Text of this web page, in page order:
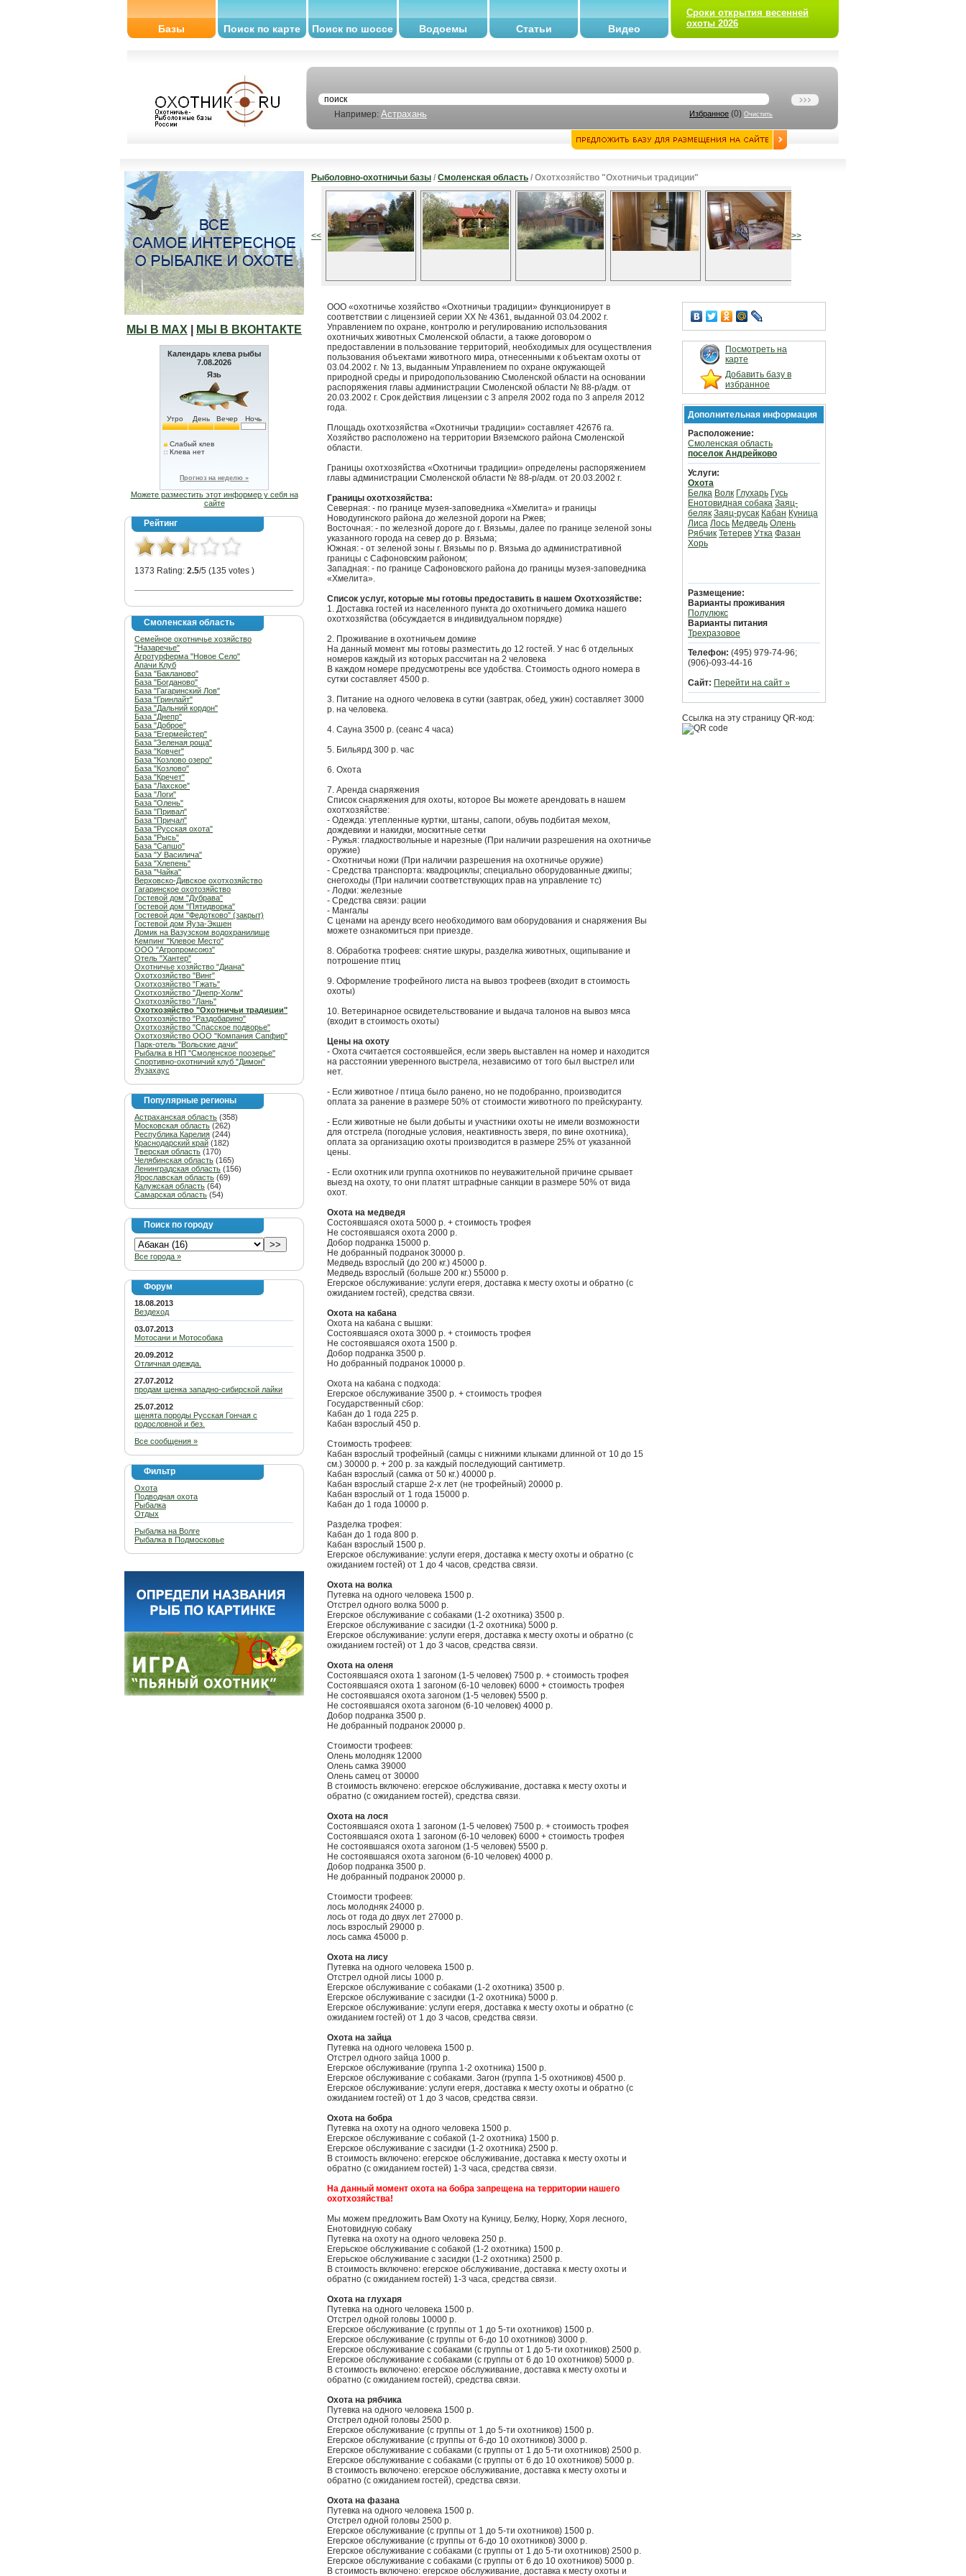
Базы Поиск по карте Поиск по шоссе Водоемы Статьи Видео
Сроки открытия весенней
охоты 2026
Например: Астрахань Избранное (0) Очистить
МЫ В МАХ МЫ В ВКОНТАКТЕ
Календарь клева рыбы
7.08.2026
Язь
Утро День Вечер Ночь
Слабый клев
Клева нет
Прогноз на неделю »
Можете разместить этот информер у себя на
сайте
Рейтинг
1373 Rating: 2.5/5 (135 votes )
Смоленская область
Cемейное охотничье хозяйство
"Назаречье"
Агротурферма "Новое Село"
Апачи Клуб
База "Бакланово"
База "Богданово"
База "Гагаринский Лов"
База "Гринлайт"
База "Дальний кордон"
База "Днепр"
База "Доброе"
База "Егермейстер"
База "Зеленая роща"
База "Ковчег"
База "Козлово озеро"
База "Козлово"
База "Кречет"
База "Лахское"
База "Логи"
База "Олень"
База "Привал"
База "Причал"
База "Русская охота"
База "Рысь"
База "Сапшо"
База "У Василича"
База "Хлепень"
База "Чайка"
Верховско-Дивское охотхозяйство
Гагаринское охотозяйство
Гостевой дом "Дубрава"
Гостевой дом "Пятидворка"
Гостевой дом "Федотково" (закрыт)
Гостевой дом Яуза-Экшен
Домик на Вазузском водохранилище
Кемпинг "Клевое Место"
ООО "Агропромсоюз"
Отель "Хантер"
Охотничье хозяйство "Диана"
Охотхозяйство "Винг"
Охотхозяйство "Гжать"
Охотхозяйство "Днепр-Холм"
Охотхозяйство "Лань"
Охотхозяйство "Охотничьи традиции"
Охотхозяйство "Раздобарино"
Охотхозяйство "Спасское подворье"
Охотхозяйство ООО "Компания Сапфир"
Парк-отель "Вольские дачи"
Рыбалка в НП "Смоленское поозерье"
Спортивно-охотничий клуб "Димон"
Яузахаус
Популярные регионы
Астраханская область (358)
Московская область (262)
Республика Карелия (244)
Краснодарский край (182)
Тверская область (170)
Челябинская область (165)
Ленинградская область (156)
Ярославская область (69)
Калужская область (64)
Самарская область (54)
Поиск по городу
Все города »
Форум
18.08.2013
Вездеход
03.07.2013
Мотосани и Мотособака
20.09.2012
Отличная одежда.
27.07.2012
продам щенка западно-сибирской лайки
25.07.2012
щенята породы Русская Гончая с
родословной и без.
Все сообщения »
Фильтр
Охота
Подводная охота
Рыбалка
Отдых
Рыбалка на Волге
Рыбалка в Подмосковье
Рыболовно-охотничьи базы / Смоленская область / Охотхозяйство "Охотничьи традиции"
<< >>
ООО «охотничье хозяйство «Охотничьи традиции» функционирует в
соответствии с лицензией серии XX № 4361, выданной 03.04.2002 г.
Управлением по охране, контролю и регулированию использования
охотничьих животных Смоленской области, а также договором о
предоставлении в пользование территорий, необходимых для осуществления
пользования объектами животного мира, отнесенными к объектам охоты от
03.04.2002 г. № 13, выданным Управлением по охране окружающей
природной среды и природопользованию Смоленской области на основании
распоряжения главы администрации Смоленской области № 88-р/адм. от
20.03.2002 г. Срок действия лицензии с 3 апреля 2002 года по 3 апреля 2012
года.
Площадь охотхозяйства «Охотничьи традиции» составляет 42676 га.
Хозяйство расположено на территории Вяземского района Смоленской
области.
Границы охотхозяйства «Охотничьи традиции» определены распоряжением
главы администрации Смоленской области № 88-р/адм. от 20.03.2002 г.
Границы охотхозяйства:
Северная: - по границе музея-заповедника «Хмелита» и границы
Новодугинского района до железной дороги на Ржев;
Восточная: - по железной дороге до г. Вязьмы, далее по границе зеленой зоны
указанного города на север до р. Вязьма;
Южная: - от зеленой зоны г. Вязьмы по р. Вязьма до административной
границы с Сафоновским районом;
Западная: - по границе Сафоновского района до границы музея-заповедника
«Хмелита».
Список услуг, которые мы готовы предоставить в нашем Охотхозяйстве:
1. Доставка гостей из населенного пункта до охотничьего домика нашего
охотхозяйства (обсуждается в индивидуальном порядке)
2. Проживание в охотничьем домике
На данный момент мы готовы разместить до 12 гостей. У нас 6 отдельных
номеров каждый из которых рассчитан на 2 человека
В каждом номере предусмотрены все удобства. Стоимость одного номера в
сутки составляет 4500 р.
3. Питание на одного человека в сутки (завтрак, обед, ужин) составляет 3000
р. на человека.
4. Сауна 3500 р. (сеанс 4 часа)
5. Бильярд 300 р. час
6. Охота
7. Аренда снаряжения
Список снаряжения для охоты, которое Вы можете арендовать в нашем
охотхозяйстве:
- Одежда: утепленные куртки, штаны, сапоги, обувь подбитая мехом,
дождевики и накидки, москитные сетки
- Ружья: гладкоствольные и нарезные (При наличии разрешения на охотничье
оружие)
- Охотничьи ножи (При наличии разрешения на охотничье оружие)
- Средства транспорта: квадроциклы; специально оборудованные джипы;
снегоходы (При наличии соответствующих прав на управление тс)
- Лодки: железные
- Средства связи: рации
- Мангалы
С ценами на аренду всего необходимого вам оборудования и снаряжения Вы
можете ознакомиться при приезде.
8. Обработка трофеев: снятие шкуры, разделка животных, ощипывание и
потрошение птиц
9. Оформление трофейного листа на вывоз трофеев (входит в стоимость
охоты)
10. Ветеринарное освидетельствование и выдача талонов на вывоз мяса
(входит в стоимость охоты)
Цены на охоту
- Охота считается состоявшейся, если зверь выставлен на номер и находится
на расстоянии уверенного выстрела, независимо от того был выстрел или
нет.
- Если животное / птица было ранено, но не подобранно, производится
оплата за ранение в размере 50% от стоимости животного по прейскуранту.
- Если животные не были добыты и участники охоты не имели возможности
для отстрела (погодные условия, неактивность зверя, по вине охотника),
оплата за организацию охоты производится в размере 25% от указанной
цены.
- Если охотник или группа охотников по неуважительной причине срывает
выезд на охоту, то они платят штрафные санкции в размере 50% от вида
охот.
Охота на медведя
Состоявшаяся охота 5000 р. + стоимость трофея
Не состоявшаяся охота 2000 р.
Добор подранка 15000 р.
Не добранный подранок 30000 р.
Медведь взрослый (до 200 кг.) 45000 р.
Медведь взрослый (больше 200 кг.) 55000 р.
Егерское обслуживание: услуги егеря, доставка к месту охоты и обратно (с
ожиданием гостей), средства связи.
Охота на кабана
Охота на кабана с вышки:
Состоявшаяся охота 3000 р. + стоимость трофея
Не состоявшаяся охота 1500 р.
Добор подранка 3500 р.
Но добранный подранок 10000 р.
Охота на кабана с подхода:
Егерское обслуживание 3500 р. + стоимость трофея
Государственный сбор:
Кабан до 1 года 225 р.
Кабан взрослый 450 р.
Стоимость трофеев:
Кабан взрослый трофейный (самцы с нижними клыками длинной от 10 до 15
см.) 30000 р. + 200 р. за каждый последующий сантиметр.
Кабан взрослый (самка от 50 кг.) 40000 р.
Кабан взрослый старше 2-х лет (не трофейный) 20000 р.
Кабан взрослый от 1 года 15000 р.
Кабан до 1 года 10000 р.
Разделка трофея:
Кабан до 1 года 800 р.
Кабан взрослый 1500 р.
Егерское обслуживание: услуги егеря, доставка к месту охоты и обратно (с
ожиданием гостей) от 1 до 4 часов, средства связи.
Охота на волка
Путевка на одного человека 1500 р.
Отстрел одного волка 5000 р.
Егерское обслуживание с собаками (1-2 охотника) 3500 р.
Егерское обслуживание с засидки (1-2 охотника) 5000 р.
Егерское обслуживание: услуги егеря, доставка к месту охоты и обратно (с
ожиданием гостей) от 1 до 3 часов, средства связи.
Охота на оленя
Состоявшаяся охота 1 загоном (1-5 человек) 7500 р. + стоимость трофея
Состоявшаяся охота 1 загоном (6-10 человек) 6000 + стоимость трофея
Не состоявшаяся охота загоном (1-5 человек) 5500 р.
Не состоявшаяся охота загоном (6-10 человек) 4000 р.
Добор подранка 3500 р.
Не добранный подранок 20000 р.
Стоимости трофеев:
Олень молодняк 12000
Олень самка 39000
Олень самец от 30000
В стоимость включено: егерское обслуживание, доставка к месту охоты и
обратно (с ожиданием гостей), средства связи.
Охота на лося
Состоявшаяся охота 1 загоном (1-5 человек) 7500 р. + стоимость трофея
Состоявшаяся охота 1 загоном (6-10 человек) 6000 + стоимость трофея
Не состоявшаяся охота загоном (1-5 человек) 5500 р.
Не состоявшаяся охота загоном (6-10 человек) 4000 р.
Добор подранка 3500 р.
Не добранный подранок 20000 р.
Стоимости трофеев:
лось молодняк 24000 р.
лось от года до двух лет 27000 р.
лось взрослый 29000 р.
лось самка 45000 р.
Охота на лису
Путевка на одного человека 1500 р.
Отстрел одной лисы 1000 р.
Егерское обслуживание с собаками (1-2 охотника) 3500 р.
Егерское обслуживание с засидки (1-2 охотника) 5000 р.
Егерское обслуживание: услуги егеря, доставка к месту охоты и обратно (с
ожиданием гостей) от 1 до 3 часов, средства связи.
Охота на зайца
Путевка на одного человека 1500 р.
Отстрел одного зайца 1000 р.
Егерское обслуживание (группа 1-2 охотника) 1500 р.
Егерское обслуживание с собаками. Загон (группа 1-5 охотников) 4500 р.
Егерское обслуживание: услуги егеря, доставка к месту охоты и обратно (с
ожиданием гостей) от 1 до 3 часов, средства связи.
Охота на бобра
Путевка на охоту на одного человека 1500 р.
Егерское обслуживание с собакой (1-2 охотника) 1500 р.
Егерское обслуживание с засидки (1-2 охотника) 2500 р.
В стоимость включено: егерское обслуживание, доставка к месту охоты и
обратно (с ожиданием гостей) 1-3 часа, средства связи.
На данный момент охота на бобра запрещена на территории нашего
охотхозяйства!
Мы можем предложить Вам Охоту на Куницу, Белку, Норку, Хоря лесного,
Енотовидную собаку
Путевка на охоту на одного человека 250 р.
Егерьское обслуживание с собакой (1-2 охотника) 1500 р.
Егерьское обслуживание с засидки (1-2 охотника) 2500 р.
В стоимость включено: егерское обслуживание, доставка к месту охоты и
обратно (с ожиданием гостей) 1-3 часа, средства связи.
Охота на глухаря
Путевка на одного человека 1500 р.
Отстрел одной головы 10000 р.
Егерское обслуживание (с группы от 1 до 5-ти охотников) 1500 р.
Егерское обслуживание (с группы от 6-до 10 охотников) 3000 р.
Егерское обслуживание с собаками (с группы от 1 до 5-ти охотников) 2500 р.
Егерское обслуживание с собаками (с группы от 6 до 10 охотников) 5000 р.
В стоимость включено: егерское обслуживание, доставка к месту охоты и
обратно (с ожиданием гостей), средства связи.
Охота на рябчика
Путевка на одного человека 1500 р.
Отстрел одной головы 2500 р.
Егерское обслуживание (с группы от 1 до 5-ти охотников) 1500 р.
Егерское обслуживание (с группы от 6-до 10 охотников) 3000 р.
Егерское обслуживание с собаками (с группы от 1 до 5-ти охотников) 2500 р.
Егерское обслуживание с собаками (с группы от 6 до 10 охотников) 5000 р.
В стоимость включено: егерское обслуживание, доставка к месту охоты и
обратно (с ожиданием гостей), средства связи.
Охота на фазана
Путевка на одного человека 1500 р.
Отстрел одной головы 2500 р.
Егерское обслуживание (с группы от 1 до 5-ти охотников) 1500 р.
Егерское обслуживание (с группы от 6-до 10 охотников) 3000 р.
Егерское обслуживание с собаками (с группы от 1 до 5-ти охотников) 2500 р.
Егерское обслуживание с собаками (с группы от 6 до 10 охотников) 5000 р.
В стоимость включено: егерское обслуживание, доставка к месту охоты и
Посмотреть на
карте
Добавить базу в
избранное
Дополнительная информация
Расположение:
Смоленская область
поселок Андрейково
Услуги:
Охота
Белка Волк Глухарь Гусь
Енотовидная собака Заяц-
беляк Заяц-русак Кабан Куница
Лиса Лось Медведь Олень
Рябчик Тетерев Утка Фазан
Хорь
Размещение:
Варианты проживания
Полулюкс
Варианты питания
Трехразовое
Телефон: (495) 979-74-96;
(906)-093-44-16
Сайт: Перейти на сайт »
Ссылка на эту страницу QR-код: